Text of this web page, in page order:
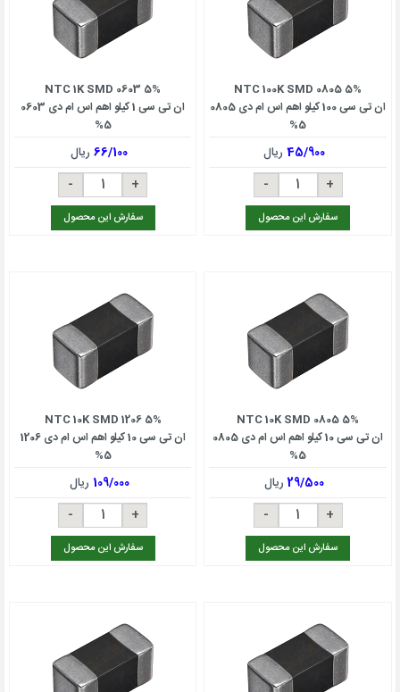
NTC 100K SMD 0805 5%
ان تی سی 100 کیلو اهم اس ام دی 0805
5%
45/900ریال
سفارش این محصول
NTC 1K SMD 0603 5%
ان تی سی 1 کیلو اهم اس ام دی 0603
5%
66/100ریال
سفارش این محصول
NTC 10K SMD 0805 5%
ان تی سی 10 کیلو اهم اس ام دی 0805
5%
29/500ریال
سفارش این محصول
NTC 10K SMD 1206 5%
ان تی سی 10 کیلو اهم اس ام دی 1206
5%
109/000 ریال
سفارش این محصول